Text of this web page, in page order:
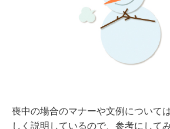
喪中の場合のマナーや文例について
しく説明しているので、参考にして